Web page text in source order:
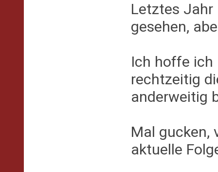
Letztes Jahr
gesehen,
Ich hoffe ich
rechtzeitig
anderweitig
Mal gucken,
aktuelle